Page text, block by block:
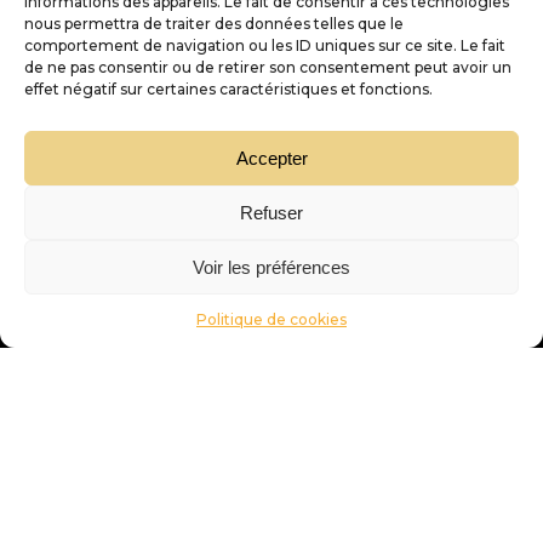
nous permettra de traiter des données telles que le
comportement de navigation ou les ID uniques sur ce site. Le fait
de ne pas consentir ou de retirer son consentement peut avoir un
effet négatif sur certaines caractéristiques et fonctions.
Accepter
Refuser
Voir les préférences
Politique de cookies
Nous contacter
D'or et de vins
Nos services
Trouver sa pépite